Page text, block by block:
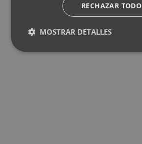
RECHAZAR TODO
MOSTRAR DETALLES